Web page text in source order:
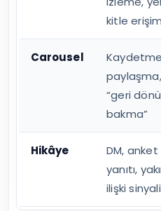
kitle
Carousel
paylaşma,
“geri
bakma”
Hikâye
DM, anket
yanıtı,
ilişki sinyali